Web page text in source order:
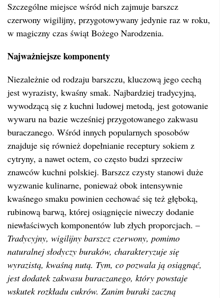
Szczególne miejsce wśród nich zajmuje barszcz
czerwony wigilijny, przygotowywany jedynie raz w roku,
w magiczny czas świąt Bożego Narodzenia.
Najważniejsze komponenty
Niezależnie od rodzaju barszczu, kluczową jego cechą
jest wyrazisty, kwaśny smak. Najbardziej tradycyjną,
wywodzącą się z kuchni ludowej metodą, jest gotowanie
wywaru na bazie wcześniej przygotowanego zakwasu
buraczanego. Wśród innych popularnych sposobów
znajduje się również dopełnianie receptury sokiem z
cytryny, a nawet octem, co często budzi sprzeciw
znawców kuchni polskiej. Barszcz czysty stanowi duże
wyzwanie kulinarne, ponieważ obok intensywnie
kwaśnego smaku powinien cechować się też głęboką,
rubinową barwą, której osiągnięcie niweczy dodanie
niewłaściwych komponentów lub złych proporcjach. –
Tradycyjny, wigilijny barszcz czerwony, pomimo
naturalnej słodyczy buraków, charakteryzuje się
wyrazistą, kwaśną nutą. Tym, co pozwala ją osiągnąć,
jest dodatek zakwasu buraczanego, który powstaje
wskutek rozkładu cukrów. Zanim buraki zaczną